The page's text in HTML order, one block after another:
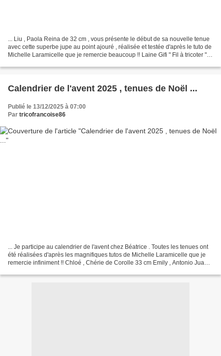
... Liu , Paola Reina de 32 cm , vous présente le début de sa nouvelle tenue
avec cette superbe jupe au point ajouré , réalisée et testée d'après le tuto de
Michelle Laramicelle que je remercie beaucoup !! Laine Gifi " Fil à tricoter "
Calendrier de l'avent 2025 , tenues de Noël ...
Publié le 13/12/2025 à 07:00
Par tricofrancoise86
... Je participe au calendrier de l'avent chez Béatrice . Toutes les tenues ont
été réalisées d'après les magnifiques tutos de Michelle Laramicelle que je
remercie infiniment !! Chloé , Chérie de Corolle 33 cm Emily , Antonio Juan